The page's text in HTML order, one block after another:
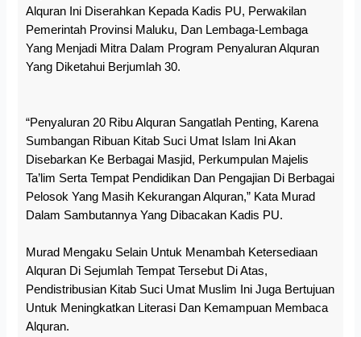
Alquran Ini Diserahkan Kepada Kadis PU, Perwakilan
Pemerintah Provinsi Maluku, Dan Lembaga-Lembaga
Yang Menjadi Mitra Dalam Program Penyaluran Alquran
Yang Diketahui Berjumlah 30.
“Penyaluran 20 Ribu Alquran Sangatlah Penting, Karena
Sumbangan Ribuan Kitab Suci Umat Islam Ini Akan
Disebarkan Ke Berbagai Masjid, Perkumpulan Majelis
Ta’lim Serta Tempat Pendidikan Dan Pengajian Di Berbagai
Pelosok Yang Masih Kekurangan Alquran,” Kata Murad
Dalam Sambutannya Yang Dibacakan Kadis PU.
Murad Mengaku Selain Untuk Menambah Ketersediaan
Alquran Di Sejumlah Tempat Tersebut Di Atas,
Pendistribusian Kitab Suci Umat Muslim Ini Juga Bertujuan
Untuk Meningkatkan Literasi Dan Kemampuan Membaca
Alquran.